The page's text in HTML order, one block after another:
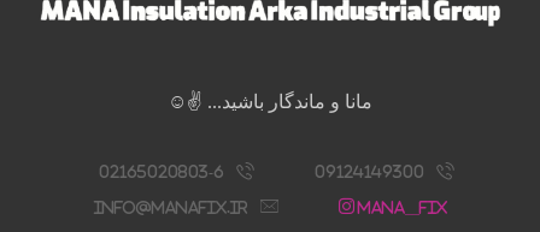
مانا و ماندگار باشید... ✌️☺️
09124149300
02165020803-6
Mana__fix
info@manafix.ir